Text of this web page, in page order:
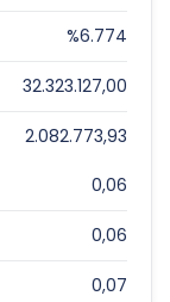
%6.774
32.323.127,00
2.082.773,93
0,06
0,06
0,07